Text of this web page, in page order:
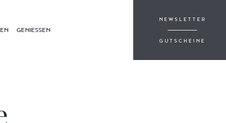
GENIESSEN
NEWSLETTER
GUTSCHEINE